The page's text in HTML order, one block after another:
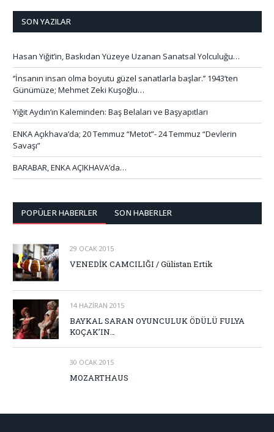
SON YAZILAR
Hasan Yiğit’in, Baskıdan Yüzeye Uzanan Sanatsal Yolculuğu…
‘’İnsanın insan olma boyutu güzel sanatlarla başlar.’’ 1943’ten
Günümüze; Mehmet Zeki Kuşoğlu…
Yiğit Aydın’ın Kaleminden: Baş Belaları ve Başyapıtları
ENKA Açıkhava’da; 20 Temmuz “Metot”- 24 Temmuz “Devlerin
Savaşı”
BARABAR, ENKA AÇIKHAVA’da…
POPÜLER HABERLER SON HABERLER
29 OCAK 2015
VENEDİK CAMCILIĞI / Gülistan Ertik
14 HAZIRAN 2015
BAYKAL SARAN OYUNCULUK ÖDÜLÜ FULYA
KOÇAK’IN…
30 OCAK 2015
MOZARTHAUS